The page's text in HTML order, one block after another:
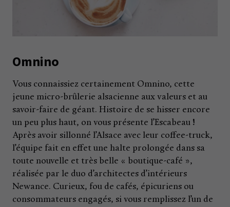
Omnino
Vous connaissiez certainement Omnino, cette
jeune micro-brûlerie alsacienne aux valeurs et au
savoir-faire de géant. Histoire de se hisser encore
un peu plus haut, on vous présente l’Escabeau !
Après avoir sillonné l’Alsace avec leur coffee-truck,
l’équipe fait en effet une halte prolongée dans sa
toute nouvelle et très belle « boutique-café »,
réalisée par le duo d’architectes d’intérieurs
Newance. Curieux, fou de cafés, épicuriens ou
consommateurs engagés, si vous remplissez l’un de